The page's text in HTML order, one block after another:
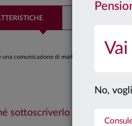
No,
una comunicazione di marketing. Si prega di
sottoscriverlo